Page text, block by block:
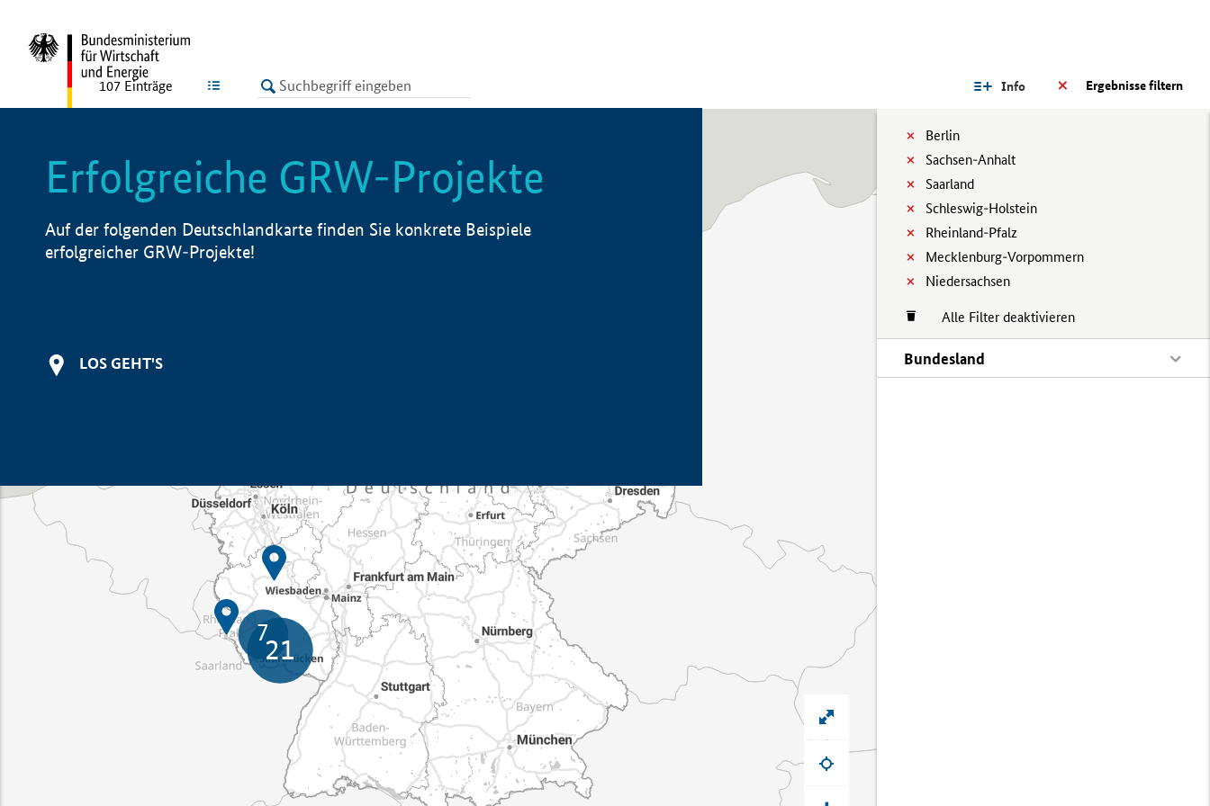
LISTE Ergebnisse filtern
Info
Berlin
Sachsen-Anhalt
Saarland
Schleswig-Holstein
Rheinland-Pfalz
Mecklenburg-Vorpommern
Niedersachsen
Alle Filter deaktivieren
Bundesland
107 Einträge
Erfolgreiche GRW-Projekte
Auf der folgenden Deutschlandkarte finden Sie konkrete Beispiele
erfolgreicher GRW-Projekte!
LOS GEHT'S